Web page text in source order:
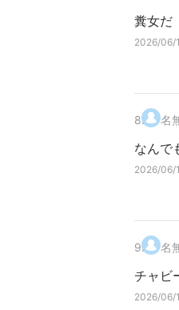
糞女だ
2026/06/
8. 名
なんで
2026/06/
9. 名
チャビ
2026/06/